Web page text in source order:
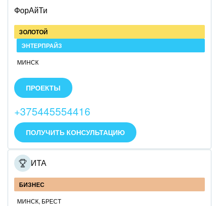
Юриспруденция
ФорАйТи
ЗОЛОТОЙ
ЭНТЕРПРАЙЗ
МИНСК
Автоматизируем бизнес-процессы клиентов.
ПРОЕКТЫ
+375445554416
ПОЛУЧИТЬ КОНСУЛЬТАЦИЮ
ИЛАИТА
БИЗНЕС
МИНСК, БРЕСТ